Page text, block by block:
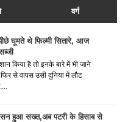
वर्ग
घूमते थे फिल्मी सितारे, आज
किया है तो इनके बारे में भी जाने
से वापस उसी दुनिया में लौट
हुआ सख्त,अब पटरी के हिसाब से